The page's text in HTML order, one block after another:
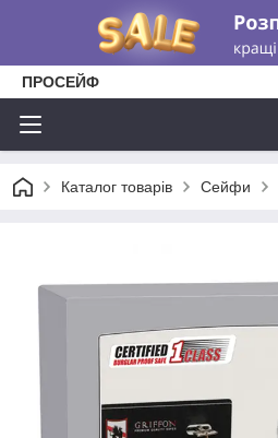
ПРОСЕЙФ
Каталог товарів Сейфи